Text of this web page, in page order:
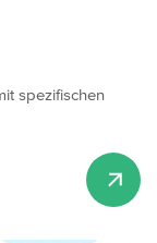
spezifischen